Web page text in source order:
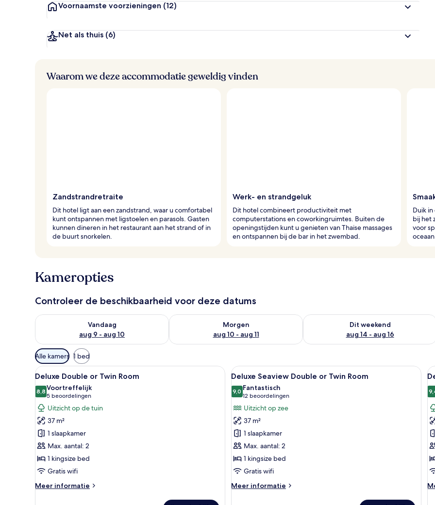
Voornaamste voorzieningen (12)
Net als thuis (6)
Waarom we deze accommodatie geweldig vinden
Zandstrandretraite
Dit hotel ligt aan een zandstrand, waar u comfortabel
kunt ontspannen met ligstoelen en parasols. Gasten
kunnen dineren in het restaurant aan het strand of in
de buurt snorkelen.
Werk- en strandgeluk
Dit hotel combineert productiviteit met
computerstations en coworkingruimtes. Buiten de
openingstijden kunt u genieten van Thaise massages
en ontspannen bij de bar in het zwembad.
Duik
bij het
voor
Kameropties
Controleer de beschikbaarheid voor deze datums
Vandaag
aug 9 - aug 10
De beschikbaarheid controleren voor vanavond aug 9 - aug 10
Morgen
aug 10 - aug 11
De beschikbaarheid controleren voor morgen aug 10 - aug 11
Dit weekend
aug 14 - aug 16
De beschikbaarheid controleren voor
Beschikbare
filters
voor
kamers
Alle kamers 1 bed
Alle
foto's
voor
Deluxe
Double
or
Twin
Room
laden
Hotelkamer met een groot bed, een bureau met stoel, een televisie en uitzicht op het strand.
5
Deluxe Double or Twin Room
8,88,8 van 10
Voortreffelijk
5 beoordelingen
(5
beoordelingen)
Uitzicht op de tuin
37 m²
1 slaapkamer
Max. aantal: 2
1 kingsize bed
Gratis wifi
Meer informatie
Meer
Alle
foto's
voor
Deluxe
Seaview
Double
or
Twin
Room
laden
Een moderne hotelkamer met een
5
Deluxe Seaview Double or Twin Room
9,09,0 van 10
Fantastisch
12 beoordelingen
(12
beoordelingen)
Uitzicht op zee
37 m²
1 slaapkamer
Max. aantal: 2
1 kingsize bed
Gratis wifi
Meer informatie
Meer